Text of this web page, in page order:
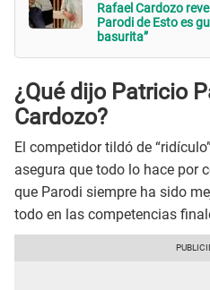
Rafael Cardozo
Parodi de Esto es
basurita”
¿Qué dijo Patricio
Cardozo?
El competidor tildó de
asegura que todo lo hace por
que Parodi siempre ha sido
todo en las competencias